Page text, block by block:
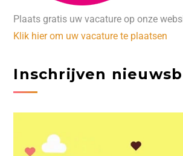
Plaats gratis uw vacature op onze
Klik hier om uw vacature te plaatsen
Inschrijven